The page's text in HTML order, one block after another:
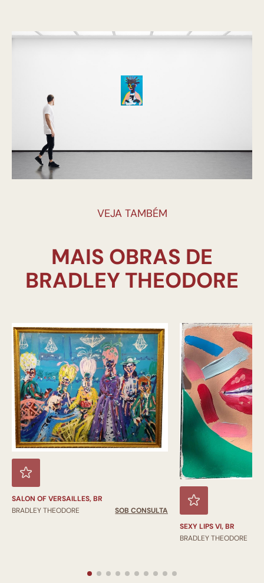
VEJA TAMBÉM
MAIS OBRAS DE
SALON OF VERSAILLES, BR
BRADLEY THEODORE
SOB CONSULTA
SEXY LIPS VI, BR
BRADLEY THEODORE